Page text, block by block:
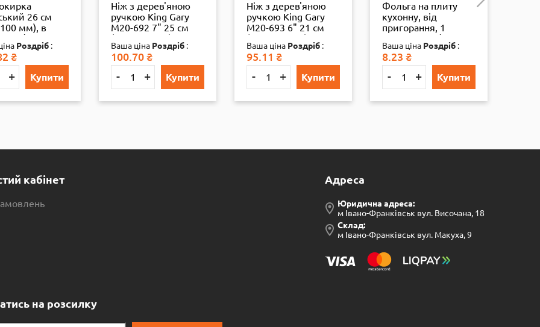
26 см
мм), в
1/60
Роздріб :
₴
+ Купити
Ніж з дерев'яною
ручкою King Gary
M20-692 7" 25 см
(150+100 мм), бл.,
1/12
Ваша ціна Роздріб :
100.70 ₴
- + Купити
Ніж з дерев'яною
ручкою King Gary
M20-693 6" 21 см
(110+100 мм), бл.,
1/12
Ваша ціна Роздріб :
95.11 ₴
- + Купити
Фольга на плиту
кухонну, від
пригорання, 1
конфорка, 1/1000
Ваша ціна Роздріб :
8.23 ₴
- + Купити
кабінет Адреса
Юридична адреса:
м Івано-Франківськ вул. Височана, 18
Склад:
м Івано-Франківськ вул. Макуха, 9
на розсилку